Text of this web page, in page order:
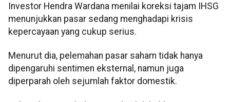
Investor Hendra Wardana menilai koreksi tajam IHSG
menunjukkan pasar sedang menghadapi krisis
kepercayaan yang cukup serius.
Menurut dia, pelemahan pasar saham tidak hanya
dipengaruhi sentimen eksternal, namun juga
diperparah oleh sejumlah faktor domestik.